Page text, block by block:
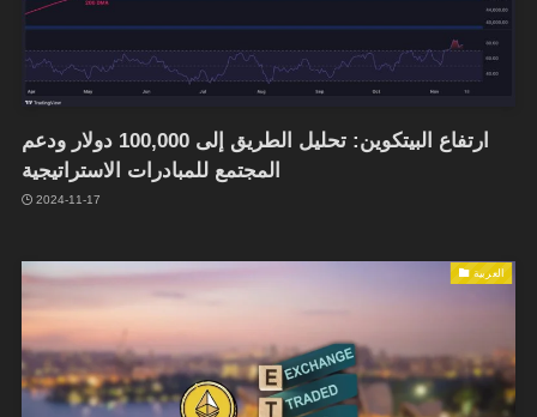
ارتفاع البيتكوين: تحليل الطريق إلى 100,000 دولار ودعم
المجتمع للمبادرات الاستراتيجية
2024-11-17
العربية